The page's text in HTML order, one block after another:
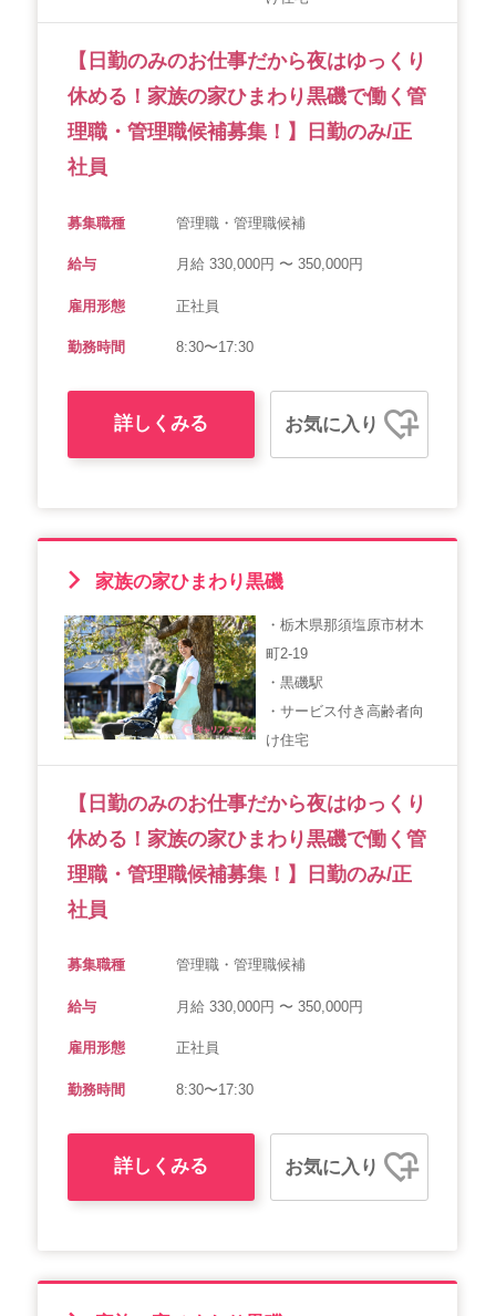
【日勤のみのお仕事だから夜はゆっくり
休める！家族の家ひまわり黒磯で働く管
理職・管理職候補募集！】日勤のみ/正
社員
募集職種 管理職・管理職候補
給与 月給 330,000円 〜 350,000円
雇用形態 正社員
勤務時間 8:30〜17:30
詳しくみる お気に入り
家族の家ひまわり黒磯
・栃木県那須塩原市材木
町2-19
・黒磯駅
・サービス付き高齢者向
け住宅
【日勤のみのお仕事だから夜はゆっくり
休める！家族の家ひまわり黒磯で働く管
理職・管理職候補募集！】日勤のみ/正
社員
募集職種 管理職・管理職候補
給与 月給 330,000円 〜 350,000円
雇用形態 正社員
勤務時間 8:30〜17:30
詳しくみる お気に入り